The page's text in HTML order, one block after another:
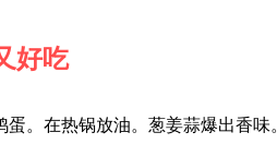
好吃
。在热锅放油。葱姜蒜爆出香